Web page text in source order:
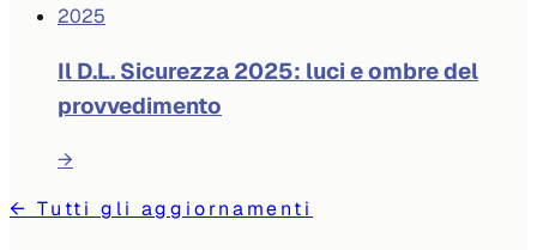
2025
Il D.L. Sicurezza 2025: luci e ombre del
provvedimento
→
← Tutti gli aggiornamenti